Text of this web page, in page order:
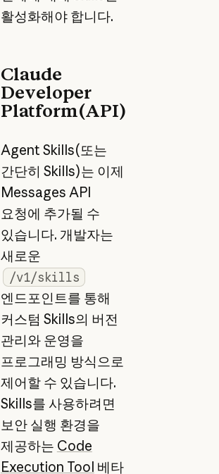
활성화해야 합니다.
Claude
Developer
Platform(API)
Agent Skills(또는
간단히 Skills)는 이제
Messages API
요청에 추가될 수
있습니다. 개발자는
새로운
/v1/skills
엔드포인트를 통해
커스텀 Skills의 버전
관리와 운영을
프로그래밍 방식으로
제어할 수 있습니다.
Skills를 사용하려면
보안 실행 환경을
제공하는 Code
Execution Tool 베타